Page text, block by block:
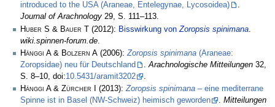
introduced to the USA (Araneae, Entelegynae, Lycosoidea)
.
Journal of Arachnology 29, S. 111–113.
Huber S & Bauer T (2012): Bisswirkung von Zoropsis spinimana
wiki.spinnen-forum.de
Hänggi A & Bolzern A (2006):Zoropsis spinimana (Araneae:
Zoropsidae) neu für Deutschland
.Arachnologische Mitteilungen 32,
S. 8–10, doi:10.5431/aramit3202
.
Hänggi A & Zürcher I
(2013):Zoropsis spinimana – eine mediterrane
Spinne ist in Basel (NW-Schweiz) heimisch geworden
. Mitteilungen